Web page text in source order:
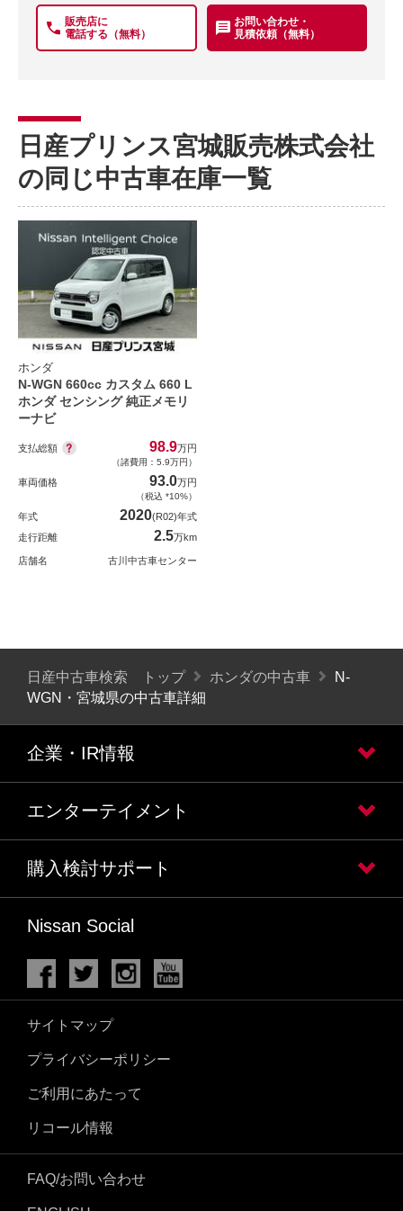
販売店に
電話する（無料）
お問い合わせ・
見積依頼（無料）
日産プリンス宮城販売株式会社
の同じ中古車在庫一覧
ホンダ
N-WGN 660cc カスタム 660 L
ホンダ センシング 純正メモリ
ーナビ
支払総額 98.9万円
（諸費用：5.9万円）
車両価格 93.0万円
（税込 *10%）
年式 2020(R02)年式
走行距離
2.5万km
店舗名 古川中古車センター
日産中古車検索 トップ ホンダの中古車
N-
WGN・宮城県の中古車詳細
企業・IR情報
エンターテイメント
購入検討サポート
Nissan Social
サイトマップ
プライバシーポリシー
ご利用にあたって
リコール情報
FAQ/お問い合わせ